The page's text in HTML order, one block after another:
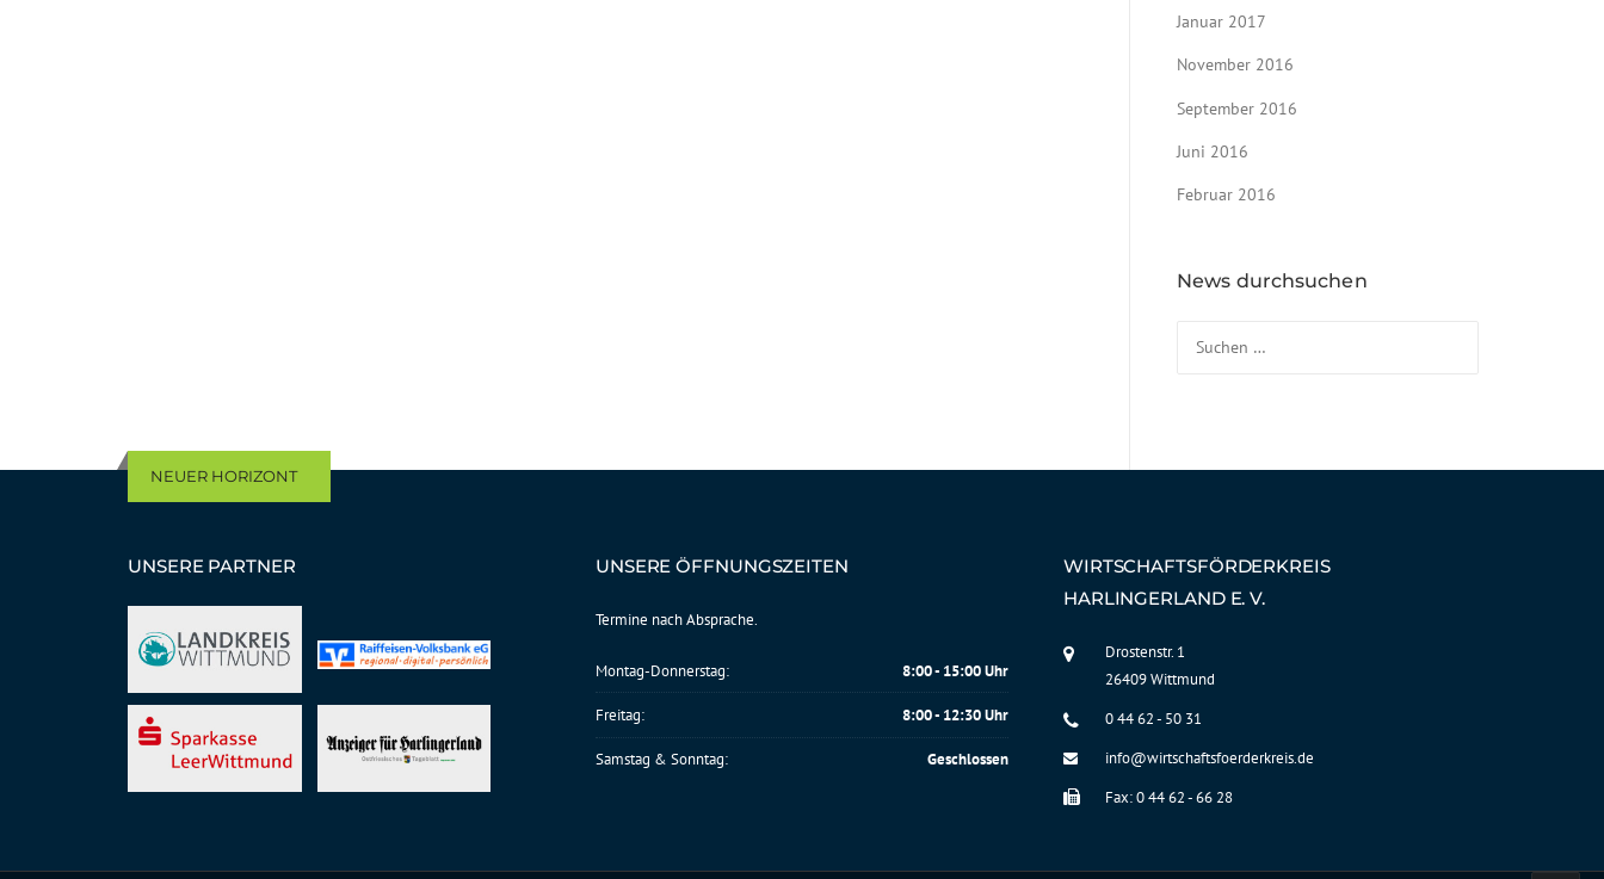
Januar 2017
November 2016
September 2016
Juni 2016
Februar 2016
News durchsuchen
NEUER HORIZONT
UNSERE PARTNER UNSERE ÖFFNUNGSZEITEN
Termine nach Absprache.
Montag-Donnerstag: 8:00 - 15:00 Uhr
Freitag: 8:00 - 12:30 Uhr
Samstag & Sonntag: Geschlossen
WIRTSCHAFTSFÖRDERKREIS
HARLINGERLAND E. V.
Drostenstr. 1
26409 Wittmund
0 44 62 - 50 31
info@wirtschaftsfoerderkreis.de
Fax: 0 44 62 - 66 28